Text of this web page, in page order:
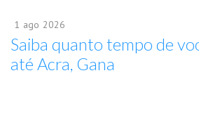
1 ago 2026
Saiba quanto tempo de
até Acra, Gana